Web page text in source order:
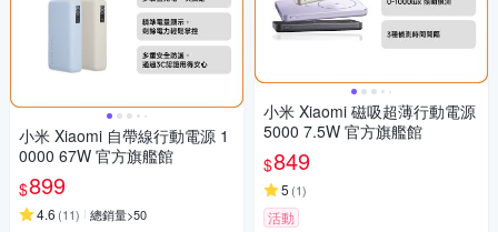
小米 Xiaomi 自帶線行動電源 1
0000 67W 官方旗艦館
$899
4.6 (11) 總銷量>50
小米 Xiaomi 磁吸超薄行動電源
5000 7.5W 官方旗艦館
$849
5 (1)
活動